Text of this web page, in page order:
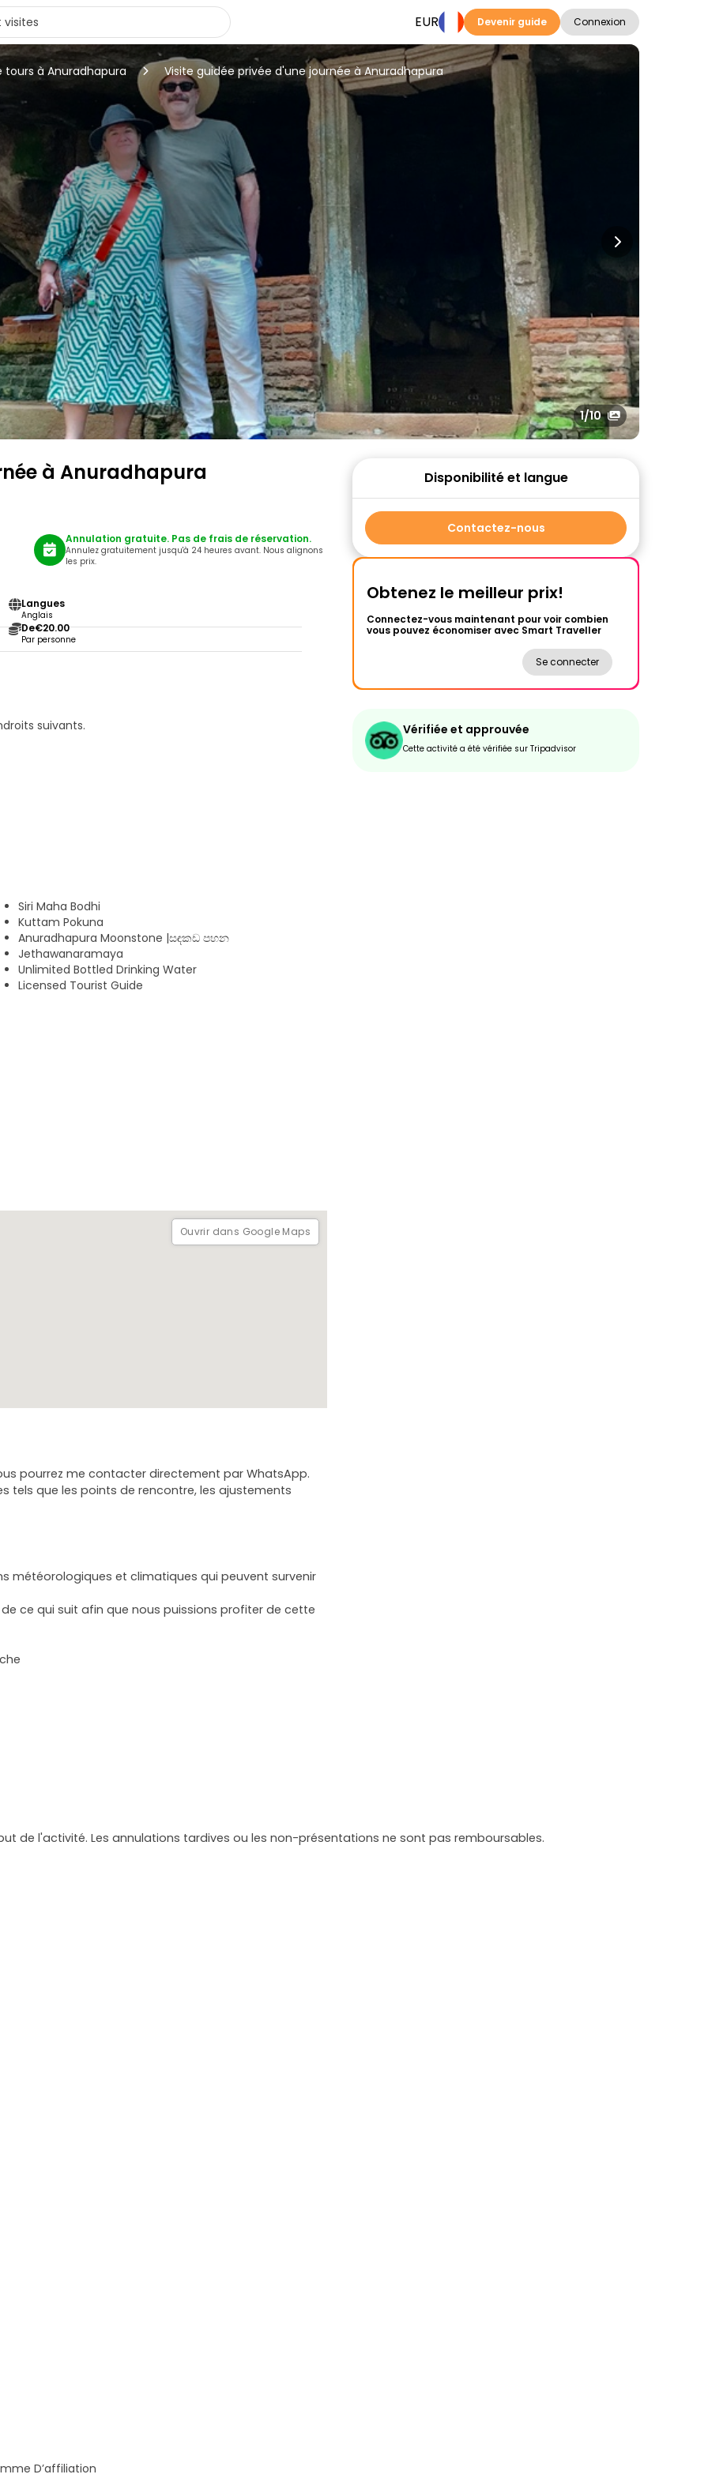
EUR Devenir guide Connexion
tours à Anuradhapura Visite guidée privée d'une journée à Anuradhapura
1/10
à Anuradhapura
Langues
Anglais
De€20.00
Par personne
Annulation gratuite. Pas de frais de réservation.
Annulez gratuitement jusqu'à 24 heures avant. Nous alignons
les prix.
suivants.
puis nous commencerons la visite par le
mystérieuses, héritées d’une civilisation unique
suivant.
Siri Maha Bodhi
Kuttam Pokuna
Anuradhapura Moonstone |සඳකඩ පහන
Jethawanaramaya
Unlimited Bottled Drinking Water
Licensed Tourist Guide
Ouvrir dans Google Maps
pourrez me contacter directement par WhatsApp.
tels que les points de rencontre, les ajustements
météorologiques et climatiques qui peuvent survenir
ce qui suit afin que nous puissions profiter de cette
de l'activité. Les annulations tardives ou les non-présentations ne sont pas remboursables.
Disponibilité et langue
Contactez-nous
Obtenez le meilleur prix!
Connectez-vous maintenant pour voir combien
vous pouvez économiser avec Smart Traveller
Se connecter
Vérifiée et approuvée
Cette activité a été vérifiée sur Tripadvisor
D’affiliation